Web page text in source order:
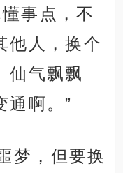
事点，不
他人，换个
仙气飘飘
啊。”
梦，但要换